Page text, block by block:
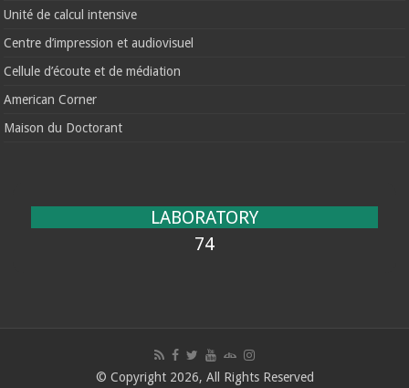
Unité de calcul intensive
Centre d’impression et audiovisuel
Cellule d’écoute et de médiation
American Corner
Maison du Doctorant
LABORATORY
74
© Copyright 2026, All Rights Reserved